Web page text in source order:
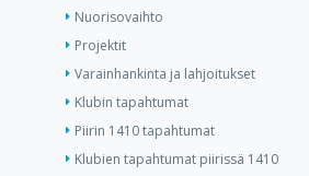
Nuorisovaihto
Projektit
Varainhankinta ja lahjoitukset
Klubin tapahtumat
Piirin 1410 tapahtumat
Klubien tapahtumat piirissä 1410